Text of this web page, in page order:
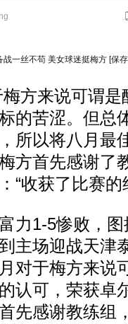
战一丝不苟 美女球迷挺梅方 [保
来说可谓是
的苦涩。但总
所以将八月最
方首先感谢了
“收获了比赛的
1-5惨败，图
主场迎战天津
对于梅方来说
认可，荣获卓
先感谢教练组